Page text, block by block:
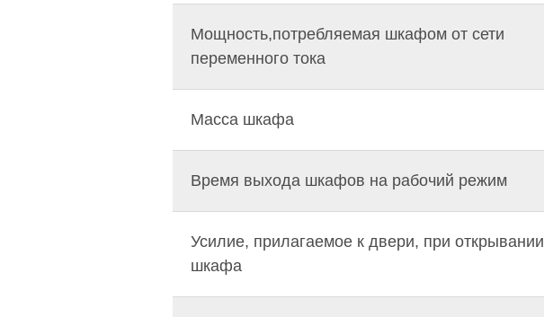
Мощность,потребляемая шкафом от сети
переменного тока
Масса шкафа
Время выхода шкафов на рабочий режим
Усилие, прилагаемое к двери, при открывании
шкафа